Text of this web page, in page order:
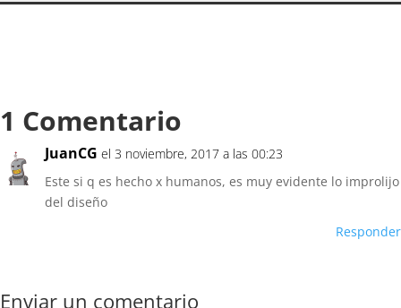
1 Comentario
JuanCG el 3 noviembre, 2017 a las 00:23
Este si q es hecho x humanos, es muy evidente lo improlijo
del diseño
Responder
Enviar un comentario